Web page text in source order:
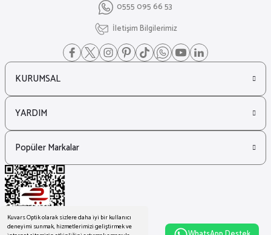
Kuvars Optik olarak sizlere daha iyi bir kullanıcı
deneyimi sunmak, hizmetlerimizi geliştirmek ve
%23
Off White Oeri108 Leopar Kadın Güneş Gözlüğü
₺ 17.904
₺ 13.835
Prada 0Pr 09ZS Dikdörtgen Unisex Güneş Gözlüğü
₺ 27.106
₺ 22.177
0555 095 66 53
İletişim Bilgilerimiz
KURUMSAL
YARDIM
Popüler Markalar